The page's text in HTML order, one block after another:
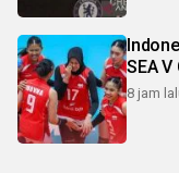
SEA V
8 jam